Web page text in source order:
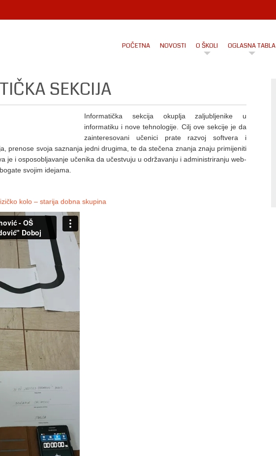
POČETNA NOVOSTI O ŠKOLI OGLASNA TABLA
SEKCIJA
Informatička sekcija okuplja zaljubljenike u
informatiku i nove tehnologije. Cilj ove sekcije je da
zainteresovani učenici prate razvoj softvera i
prenose svoja saznanja jedni drugima, te da stečena znanja znaju primijeniti
je i osposobljavanje učenika da učestvuju u održavanju i administriranju web-
svojim idejama.
kolo – starija dobna skupina